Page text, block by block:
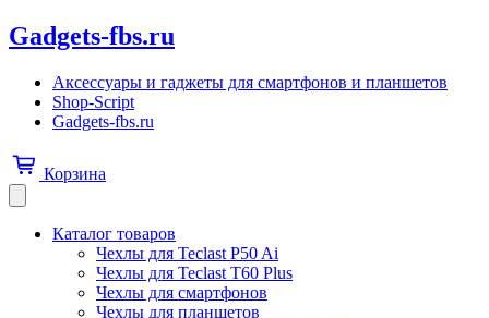
Gadgets-fbs.ru
Аксессуары и гаджеты для смартфонов и планшетов
Shop-Script
Gadgets-fbs.ru
Корзина
Каталог товаров
Чехлы для Teclast P50 Ai
Чехлы для Teclast T60 Plus
Чехлы для смартфонов
Чехлы для планшетов